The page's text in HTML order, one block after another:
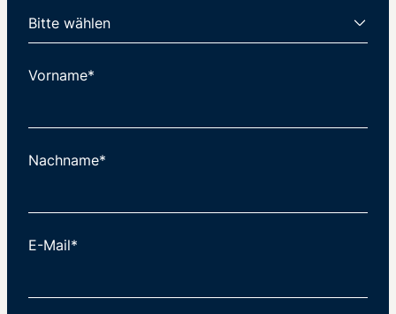
Vorname*
Nachname*
E-Mail*